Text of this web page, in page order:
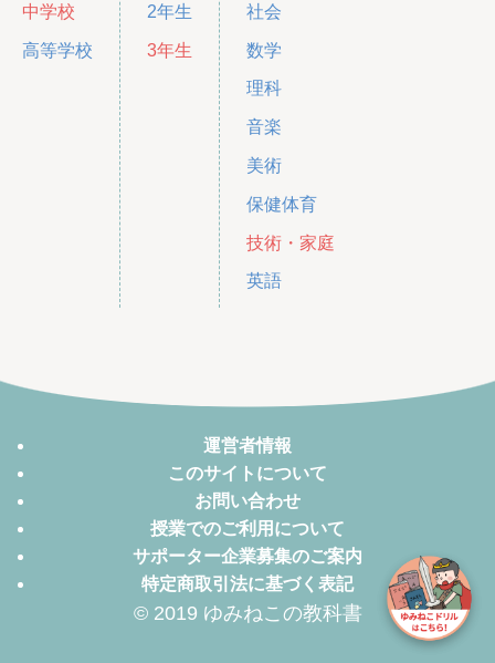
中学校
高等学校
2年生
3年生
社会
数学
理科
音楽
美術
保健体育
技術・家庭
英語
運営者情報
このサイトについて
お問い合わせ
授業でのご利用について
サポーター企業募集のご案内
特定商取引法に基づく表記
© 2019 ゆみねこの教科書